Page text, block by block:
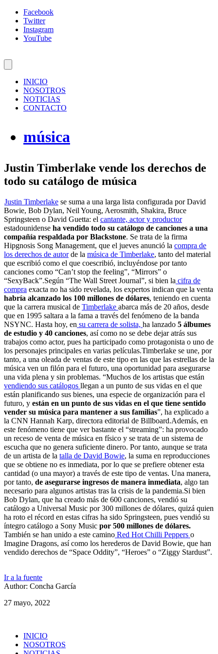
Facebook
Twitter
Instagram
YouTube
INICIO
NOSOTROS
NOTICIAS
CONTACTO
música
Justin Timberlake vende los derechos de
todo su catálogo de música
Justin Timberlake se suma a una larga lista configurada por David
Bowie, Bob Dylan, Neil Young, Aerosmith, Shakira, Bruce
Springsteen o David Guetta: el cantante, actor y productor
estadounidense ha vendido todo su catálogo de canciones a una
compañía respaldada por Blackstone. Se trata de la firma
Hipgnosis Song Management, que el jueves anunció la compra de
los derechos de autorde la música de Timberlake, tanto del material
que escribió como el que coescribió, incluyéndose por tanto
canciones como “Can’t stop the feeling”, “Mirrors” o
“SexyBack”.Según “The Wall Street Journal”, si bien la cifra de
compra exacta no ha sido revelada, los expertos indican que la venta
habría alcanzado los 100 millones de dólares, teniendo en cuenta
que la carrera musical de Timberlake abarca más de 20 años, desde
que en 1995 saltara a la fama a través del fenómeno de la banda
NSYNC. Hasta hoy, en su carrera de solista, ha lanzado 5 álbumes
de estudio y 40 canciones, así como no se debe dejar atrás sus
trabajos como actor, pues ha participado como protagonista o uno de
los personajes principales en varias películas.Timberlake se une, por
tanto, a una oleada de ventas de este tipo en las que las estrellas de la
música ven un filón para el futuro, una oportunidad para asegurarse
una vida plena y sin problemas. “Muchos de los artistas que están
vendiendo sus catálogos llegan a un punto de sus vidas en el que
están planificando sus bienes, una especie de organización para el
futuro, y están en un punto de sus vidas en el que tiene sentido
vender su música para mantener a sus familias”, ha explicado a
la CNN Hannah Karp, directora editorial de Billboard.Además, en
este fenómeno tiene que ver bastante el “streaming”: ha provocado
un receso de venta de música en físico y se trata de un sistema de
escucha que no genera suficiente dinero. Por tanto, aunque se trata
de un artista de la talla de David Bowie, la suma en reproducciones
que se obtiene no es inmediata, por lo que se prefiere obtener esta
cantidad (o una mayor) a través de este tipo de ventas. Una manera,
por tanto, de asegurarse ingresos de manera inmediata, algo tan
necesario para algunos artistas tras la crisis de la pandemia.Si bien
Bob Dylan, que ha creado más de 600 canciones, vendió su
catálogo a Universal Music por 300 millones de dólares, quizá quien
ha roto el récord en estas cifras ha sido Springsteen, pues vendió su
íntegro catálogo a Sony Music por 500 millones de dólares.
También se han unido a este camino Red Hot Chilli Peppers o
Imagine Dragons, así como los herederos de David Bowie, que han
vendido derechos de “Space Oddity”, “Heroes” o “Ziggy Stardust”.
Ir a la fuente
Author: Concha García
27 mayo, 2022
INICIO
NOSOTROS